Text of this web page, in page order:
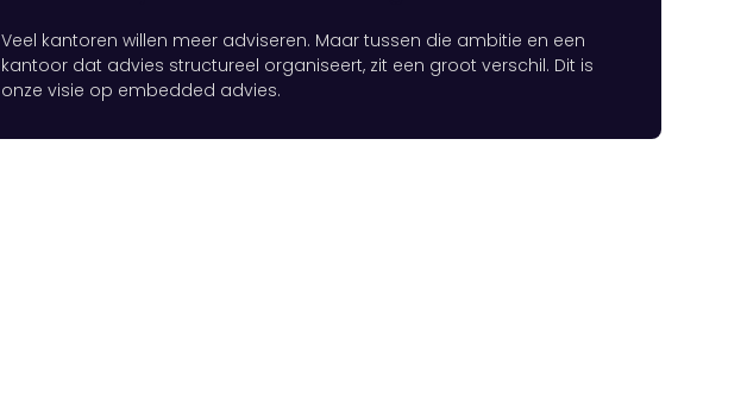
Veel kantoren willen meer adviseren. Maar tussen die ambitie en een
kantoor dat advies structureel organiseert, zit een groot verschil. Dit is
onze visie op embedded advies.